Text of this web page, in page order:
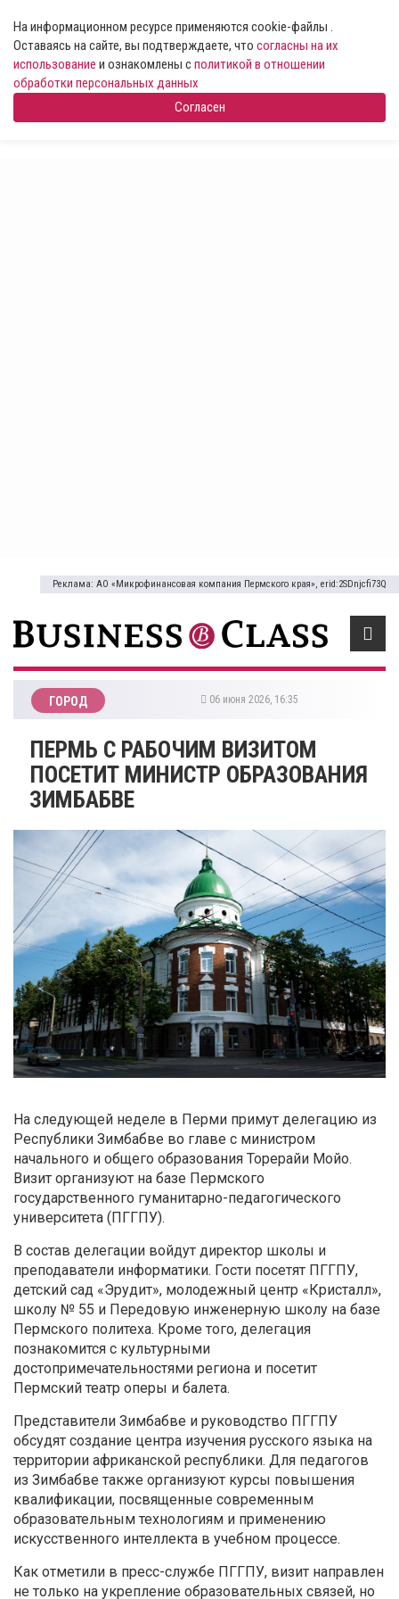
На информационном ресурсе применяются cookie-файлы .
Оставаясь на сайте, вы подтверждаете, что согласны на их
использование и ознакомлены сполитикой в отношении
обработки персональных данных
Согласен
Реклама: АО «Микрофинансовая компания Пермского края», erid:2SDnjcfi73Q
ГОРОД 06 июня 2026, 16:35
ПЕРМЬ С РАБОЧИМ ВИЗИТОМ
ПОСЕТИТ МИНИСТР ОБРАЗОВАНИЯ
ЗИМБАБВЕ
На следующей неделе в Перми примут делегацию из
Республики Зимбабве во главе с министром
начального и общего образования Торерайи Мойо.
Визит организуют на базе Пермского
государственного гуманитарно-педагогического
университета (ПГГПУ).
В состав делегации войдут директор школы и
преподаватели информатики. Гости посетят ПГГПУ,
детский сад «Эрудит», молодежный центр «Кристалл»,
школу № 55 и Передовую инженерную школу на базе
Пермского политеха. Кроме того, делегация
познакомится с культурными
достопримечательностями региона и посетит
Пермский театр оперы и балета.
Представители Зимбабве и руководство ПГГПУ
обсудят создание центра изучения русского языка на
территории африканской республики. Для педагогов
из Зимбабве также организуют курсы повышения
квалификации, посвященные современным
образовательным технологиям и применению
искусственного интеллекта в учебном процессе.
Как отметили в пресс-службе ПГГПУ, визит направлен
не только на укрепление образовательных связей, но